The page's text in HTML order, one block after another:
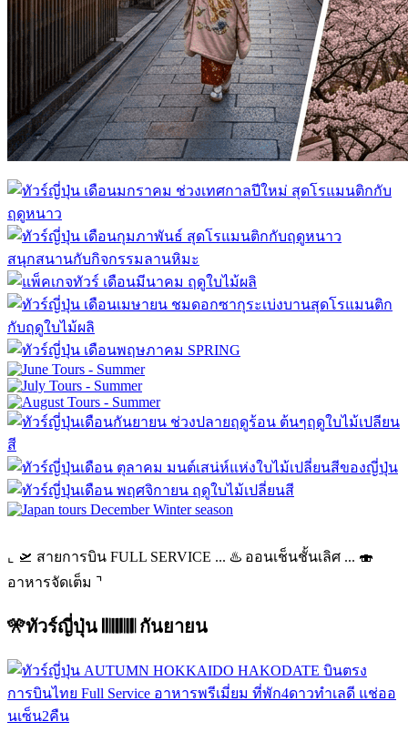
⌞ 🛫 สายการบิน FULL SERVICE ... ♨️ ออนเช็นชั้นเลิศ ... 🍣
อาหารจัดเต็ม ⌝
🎌ทัวร์ญี่ปุ่น 𝄃𝄃𝄂𝄂𝄀𝄁𝄃𝄂𝄂𝄃 กันยายน